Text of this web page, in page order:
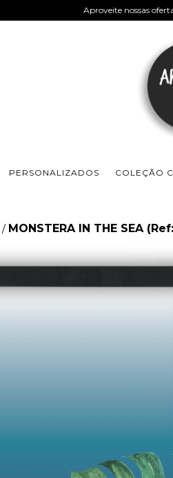
Aproveite nossas
PERSONALIZADOS COLEÇÃO
/ MONSTERA IN THE SEA